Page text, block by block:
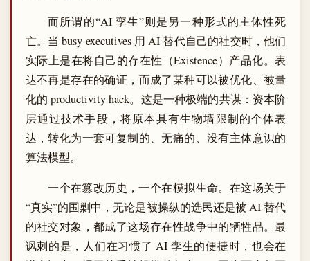
而所谓的“AI 孪生”则是另一种形式的主体性死
亡。当 busy executives 用 AI 替代自己的社交时，他们
实际上是在将自己的存在性（Existence）产品化。表
达不再是存在的确证，而成了某种可以被优化、被量
化的 productivity hack。这是一种极端的共谋：资本阶
层通过技术手段，将原本具有生物墙限制的个体表
达，转化为一套可复制的、无痛的、没有主体意识的
算法模型。
一个在篡改历史，一个在模拟生命。在这场关于
“真实”的围剿中，无论是被操纵的选民还是被 AI 替代
的社交对象，都成了这场存在性战争中的牺牲品。最
讽刺的是，人们在习惯了 AI 孪生的便捷时，也会在